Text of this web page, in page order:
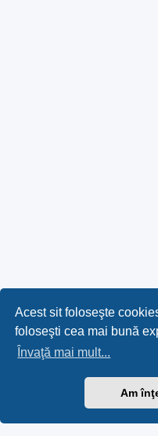
Acest sit foloseşte
foloseşti cea mai bună
Învaţă mai mult...
Am